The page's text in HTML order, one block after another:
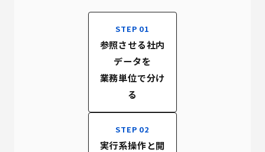
STEP 01
参照させる社内
データを
業務単位で分け
る
STEP 02
実行系操作と閲